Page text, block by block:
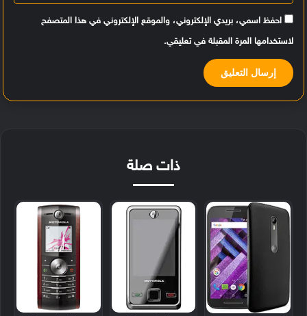
احفظ اسمي، بريدي الإلكتروني، والموقع الإلكتروني في هذا المتصفح
لاستخدامها المرة المقبلة في تعليقي.
ذات صلة